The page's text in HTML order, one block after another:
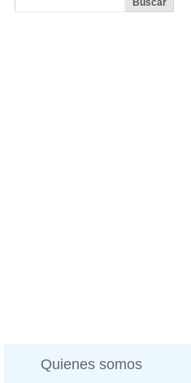
Quienes somos